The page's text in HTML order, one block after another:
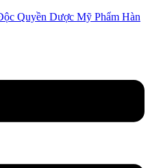
Quyền Dược Mỹ Phẩm Hàn